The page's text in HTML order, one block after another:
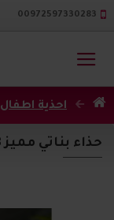
00972597330283
احذية اطفال
حذاء بناتي مميز 2016548